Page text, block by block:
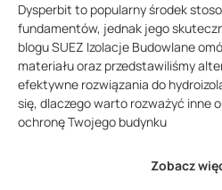
Dysperbit to popularny środek
fundamentów, jednak jego
blogu SUEZ Izolacje Budowlane
materiału oraz przedstawiliśmy
efektywne rozwiązania do
się, dlaczego warto rozważyć inne
ochronę Twojego budynku
Zobacz